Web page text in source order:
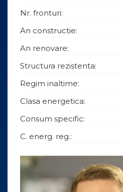
Nr. fronturi:
An constructie:
An renovare:
Structura rezistenta:
Regim inaltime:
Clasa energetica:
Consum specific:
C. energ. reg.: